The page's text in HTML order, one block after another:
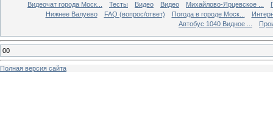
Видеочат города Моск...
Тесты Видео Видео Михайлово-Ярцевское ...
Нижнее Валуево
FAQ (вопрос/ответ) Погода в городе Моск...
Автобус 1040 Видное ...
00
Полная версия сайта